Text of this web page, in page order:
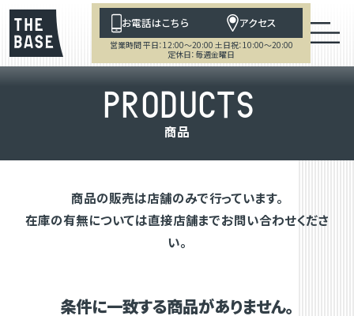
お電話はこちら アクセス
営業時間 平日：12:00～20:00 土日祝：10:00～20:00
定休日：毎週金曜日
PRODUCTS
商品
商品の販売は店舗のみで行っています。
在庫の有無については直接店舗までお問い合わせくださ
い。
条件に一致する商品がありません。